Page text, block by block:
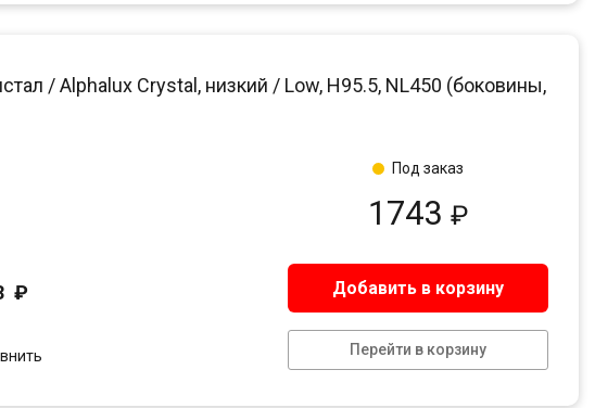
/ Alphalux Crystal, низкий / Low, H95.5, NL450 (боковины,
1743 ₽
₽ Добавить в корзину
Перейти в корзину
Под заказ